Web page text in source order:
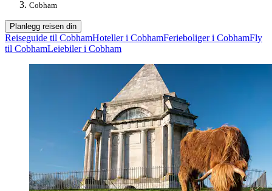
Cobham
Planlegg reisen din
Reiseguide til CobhamHoteller i CobhamFerieboliger i CobhamFly
til CobhamLeiebiler i Cobham